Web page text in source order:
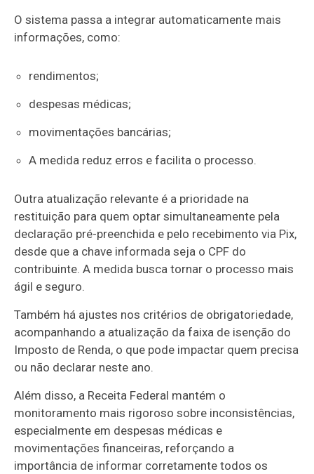
O sistema passa a integrar automaticamente mais
informações, como:
rendimentos;
despesas médicas;
movimentações bancárias;
A medida reduz erros e facilita o processo.
Outra atualização relevante é a prioridade na
restituição para quem optar simultaneamente pela
declaração pré-preenchida e pelo recebimento via Pix,
desde que a chave informada seja o CPF do
contribuinte. A medida busca tornar o processo mais
ágil e seguro.
Também há ajustes nos critérios de obrigatoriedade,
acompanhando a atualização da faixa de isenção do
Imposto de Renda, o que pode impactar quem precisa
ou não declarar neste ano.
Além disso, a Receita Federal mantém o
monitoramento mais rigoroso sobre inconsistências,
especialmente em despesas médicas e
movimentações financeiras, reforçando a
importância de informar corretamente todos os